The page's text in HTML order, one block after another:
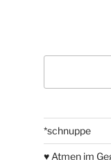
*schnuppe
♥ Atmen im